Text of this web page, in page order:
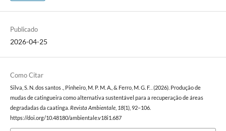
Publicado
2026-04-25
Como Citar
Silva, S. N. dos santos ., Pinheiro, M. P. M. A., & Ferro, M. G. F. . (2026). Produção de
mudas de catingueira como alternativa sustentável para a recuperação de áreas
degradadas da caatinga. Revista Ambientale, 18(1), 92–106.
https://doi.org/10.48180/ambientale.v18i1.687